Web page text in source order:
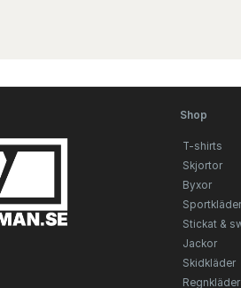
Shop
T-shirts
Skjortor
Byxor
Sportkläder
Stickat &
Jackor
Skidkläder
Regnkläder